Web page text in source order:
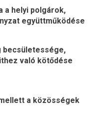
a helyi polgárok,
együttműködése
becsületessége,
való kötődése
a közösségek